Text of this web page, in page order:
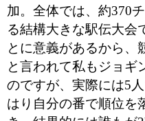
加。全体では、約370
る結構大きな駅伝大会
とに意義があるから、
と言われて私もジョギ
のですが、実際には5
はり自分の番で順位を